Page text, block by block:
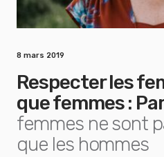
8 mars 2019
Respecter les
que femmes :
femmes ne sont
que les hommes